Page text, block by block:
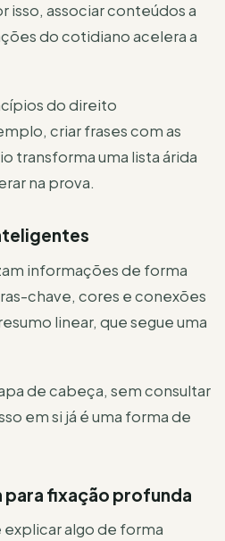
isso, associar conteúdos a
do cotidiano acelera a
do direito
criar frases com as
transforma uma lista árida
na prova.
informações de forma
chave, cores e conexões
linear, que segue uma
de cabeça, sem consultar
em si já é uma forma de
para fixação profunda
algo de forma